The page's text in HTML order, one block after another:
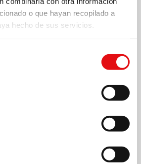
o que hayan recopilado a
hecho de sus servicios.
Luna, Carmelita
Luna Tobar, carmelita descalzo y
el 15 de diciembre de 1923